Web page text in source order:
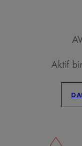
Aktif